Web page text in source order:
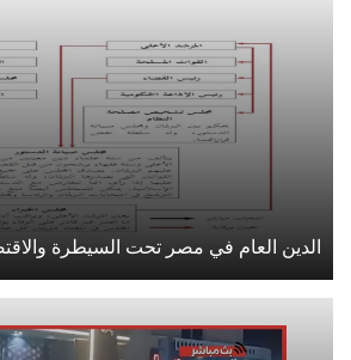
الدين العام في مصر تحت السيطرة